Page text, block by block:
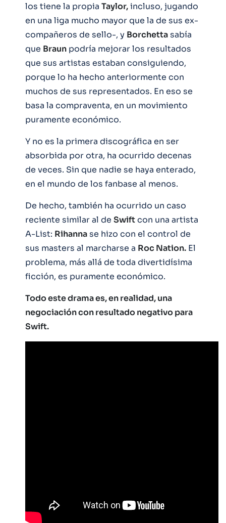
los tiene la propia Taylor,incluso, jugando
en una liga mucho mayor que la de sus ex-
compañeros de sello-, y Borchettasabía
que Braun podría mejorar los resultados
que sus artistas estaban consiguiendo,
porque lo ha hecho anteriormente con
muchos de sus representados. En eso se
basa la compraventa, en un movimiento
puramente económico.
Y no es la primera discográfica en ser
absorbida por otra, ha ocurrido decenas
de veces. Sin que nadie se haya enterado,
en el mundo de los fanbase al menos.
De hecho, también ha ocurrido un caso
reciente similar al de Swiftcon una artista
A-List: Rihannase hizo con el control de
sus masters al marcharse a Roc Nation. El
problema, más allá de toda divertidísima
ficción, es puramente económico.
Todo este drama es, en realidad, una
negociación con resultado negativo para
Swift.